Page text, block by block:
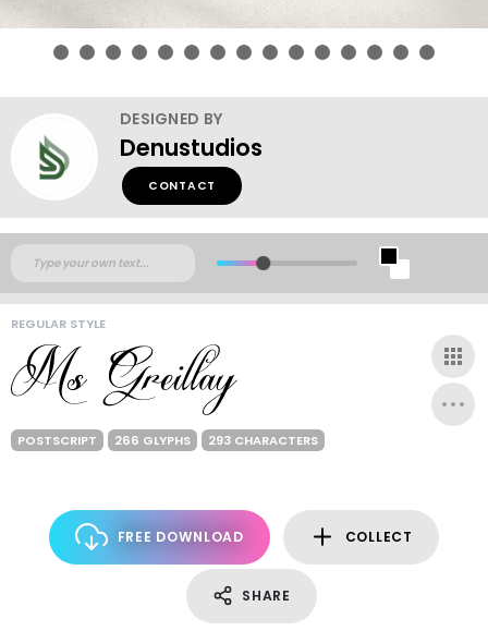
DESIGNED BY
Denustudios
CONTACT
REGULAR STYLE
POSTSCRIPT 266 GLYPHS 293 CHARACTERS
FREE DOWNLOAD COLLECT
SHARE